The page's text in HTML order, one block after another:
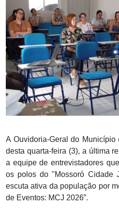
Carta de Serviço
A Ouvidoria-Geral do Município
desta quarta-feira (3), a última
a equipe de entrevistadores
os polos do "Mossoró Cidade
escuta ativa da população por
de Eventos: MCJ 2026”.